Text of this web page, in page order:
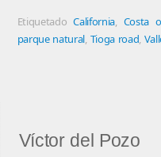
EtiquetadoCalifornia, Costa
parque natural, Tioga road,
Víctor del Pozo